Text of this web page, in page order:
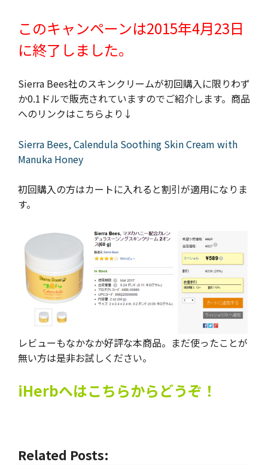
このキャンペーンは2015年4月23日
に終了しました。
Sierra Bees社のスキンクリームが初回購入に限りわず
か0.1ドルで販売されていますのでご紹介します。商品
へのリンクはこちらより↓
Sierra Bees, Calendula Soothing Skin Cream with
Manuka Honey
初回購入の方はカートに入れると割引が適用になりま
す。
レビューもなかなか好評な本商品。まだ使ったことが
無い方は是非お試しください。
iHerbへはこちらからどうぞ！
Related Posts: